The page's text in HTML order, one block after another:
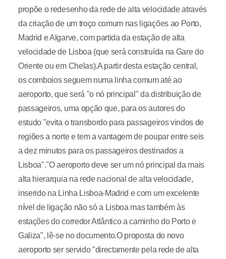
propõe o redesenho da rede de alta velocidade através
da criação de um troço comum nas ligações ao Porto,
Madrid e Algarve, com partida da estação de alta
velocidade de Lisboa (que será construída na Gare do
Oriente ou em Chelas).A partir desta estação central,
os comboios seguem numa linha comum até ao
aeroporto, que será "o nó principal" da distribuição de
passageiros, uma opção que, para os autores do
estudo "evita o transbordo para passageiros vindos de
regiões a norte e tem a vantagem de poupar entre seis
a dez minutos para os passageiros destinados a
Lisboa"."O aeroporto deve ser um nó principal da mais
alta hierarquia na rede nacional de alta velocidade,
inserido na Linha Lisboa-Madrid e com um excelente
nível de ligação não só a Lisboa mas também às
estações do corredor Atlântico a caminho do Porto e
Galiza", lê-se no documento.O proposta do novo
aeroporto ser servido "directamente pela rede de alta